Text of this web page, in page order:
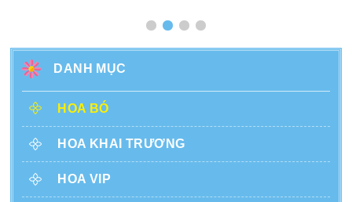
DANH MỤC
HOA BÓ
HOA KHAI TRƯƠNG
HOA VIP